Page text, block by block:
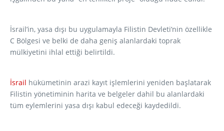
İsrail’in, yasa dışı bu uygulamayla Filistin Devleti’nin özellikle
C Bölgesi ve belki de daha geniş alanlardaki toprak
mülkiyetini ihlal ettiği belirtildi.
İsrail hükümetinin arazi kayıt işlemlerini yeniden başlatarak
Filistin yönetiminin harita ve belgeler dahil bu alanlardaki
tüm eylemlerini yasa dışı kabul edeceği kaydedildi.